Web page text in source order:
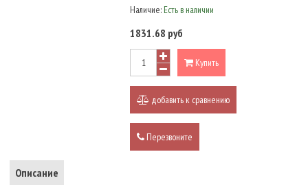
Наличие: Есть в наличии
1831.68 руб
Купить
добавить к сравнению
Перезвоните
Описание